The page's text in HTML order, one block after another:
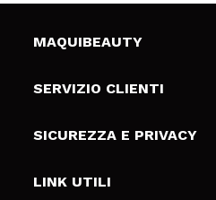
MAQUIBEAUTY
Chi siamo
Gift Cards
SERVIZIO CLIENTI
Spedizioni & Resi
Metodi di pagamamento
SICUREZZA E PRIVACY
Termini e condizioni
LINK UTILI